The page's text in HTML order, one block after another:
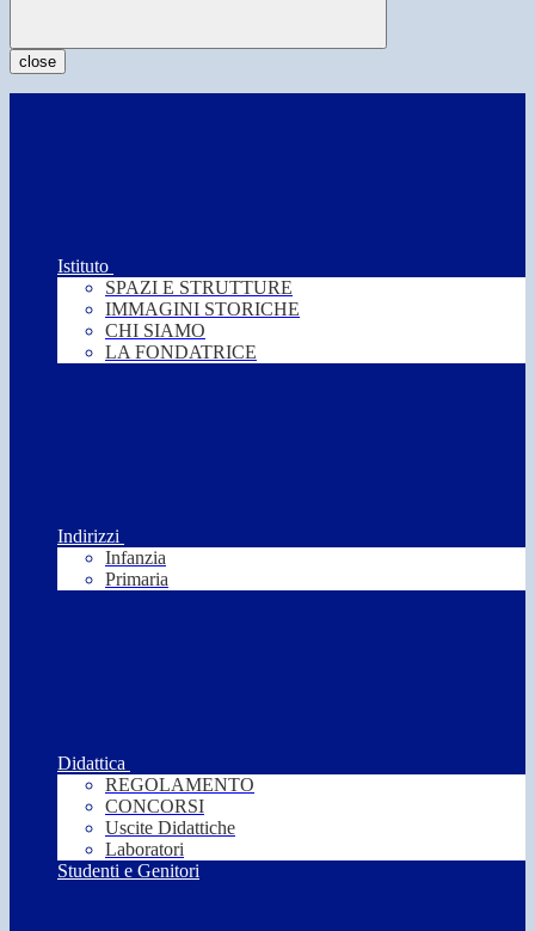
close
Istituto
SPAZI E STRUTTURE
IMMAGINI STORICHE
CHI SIAMO
LA FONDATRICE
Indirizzi
Infanzia
Primaria
Didattica
REGOLAMENTO
CONCORSI
Uscite Didattiche
Laboratori
Studenti e Genitori